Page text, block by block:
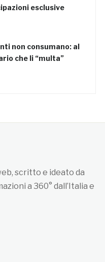
esclusive
non consumano: al
che li “multa”
scritto e ideato da
a 360° dall’Italia e